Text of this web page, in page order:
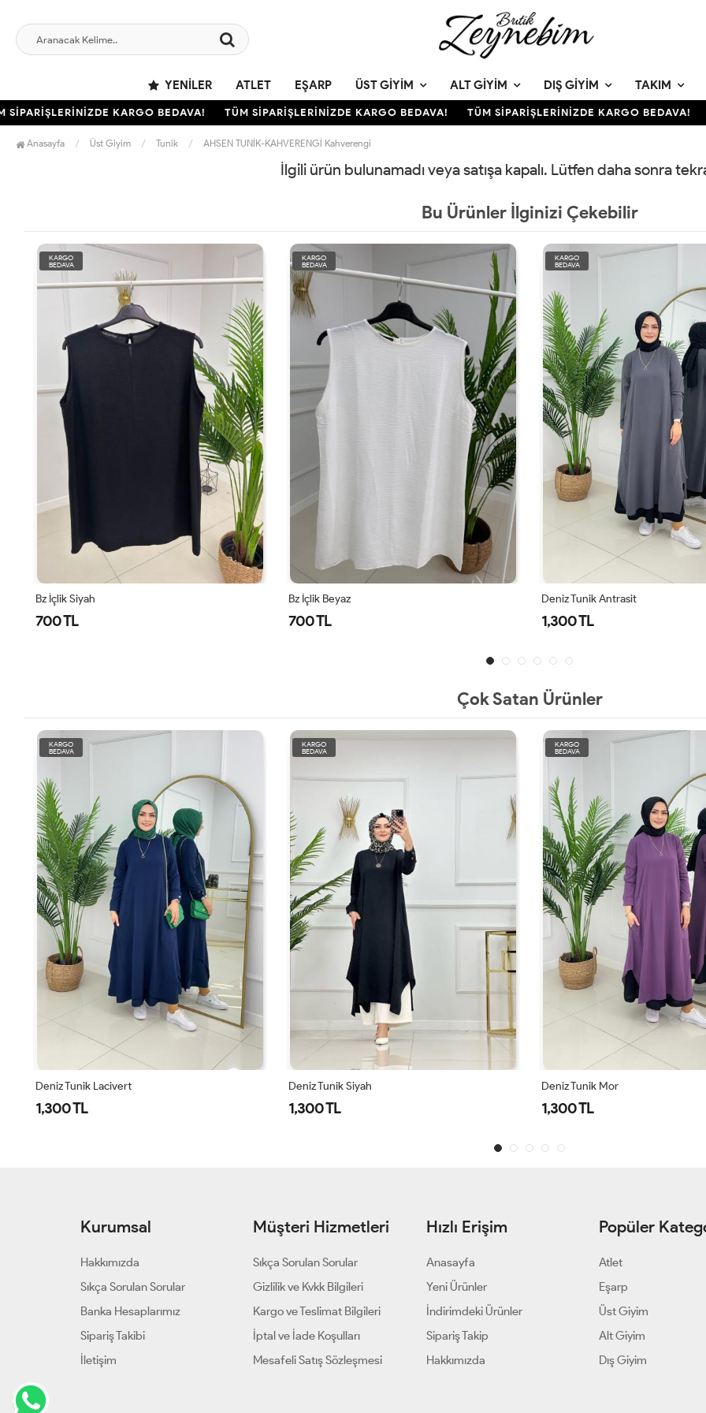
YENILER ATLET EŞARP ÜST GIYIM ALT GIYIM DIŞ GIYIM TAKIM
KARGO BEDAVA! TÜM SİPARİŞLERİNİZDE KARGO BEDAVA! TÜM SİPARİŞLERİNİZDE KARGO BEDAVA!
Anasayfa Üst Giyim Tunik AHSEN TUNİK-KAHVERENGİ Kahverengi
İlgili ürün bulunamadı veya satışa kapalı. Lütfen daha sonra
Bu Ürünler İlginizi Çekebilir
KARGO
BEDAVA
Bz İçlik Beyaz
700 TL
KARGO
BEDAVA
Deniz Tunik Antrasit
1,300 TL
KARGO
BEDAVA
Deniz Tunik Lacivert
1,300 TL
Çok Satan Ürünler
KARGO
BEDAVA
Deniz Tunik Siyah
1,300 TL
KARGO
BEDAVA
Deniz Tunik Mor
1,300 TL
KARGO
BEDAVA
Deniz Tunik Acı Kahve
1,300 TL
Kurumsal
Hakkımızda
Sıkça Sorulan Sorular
Banka Hesaplarımız
Sipariş Takibi
İletişim
Müşteri Hizmetleri
Sıkça Sorulan Sorular
Gizlilik ve Kvkk Bilgileri
Kargo ve Teslimat Bilgileri
İptal ve İade Koşulları
Mesafeli Satış Sözleşmesi
Hızlı Erişim
Anasayfa
Yeni Ürünler
İndirimdeki Ürünler
Sipariş Takip
Hakkımızda
Popüler
Atlet
Eşarp
Üst Giyim
Alt Giyim
Dış Giyim